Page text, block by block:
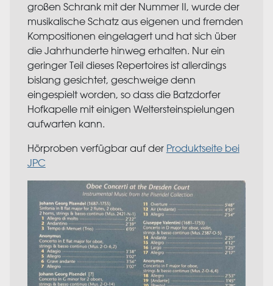
großen Schrank mit der Nummer II, wurde der
musikalische Schatz aus eigenen und fremden
Kompositionen eingelagert und hat sich über
die Jahrhunderte hinweg erhalten. Nur ein
geringer Teil dieses Repertoires ist allerdings
bislang gesichtet, geschweige denn
eingespielt worden, so dass die Batzdorfer
Hofkapelle mit einigen Weltersteinspielungen
aufwarten kann.
Hörproben verfügbar auf der Produktseite bei
JPC